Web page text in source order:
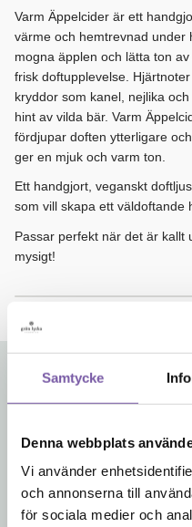
Samtycke
Denna webbplats
Vi använder
och annonserna till
för sociala medier och
Varm Äppelcider är ett
värme och hemtrevnad under
mogna äpplen och lätta ton
frisk doftupplevelse.
kryddor som kanel, nejlika
hint av vilda bär. Varm
fördjupar doften ytterligare
ger en mjuk och varm ton.
Ett handgjort, veganskt
som vill skapa ett väldoftande
Passar perfekt när det är kallt
mysigt!
Relaterade
Lindblom och
Kamomill Doftljus